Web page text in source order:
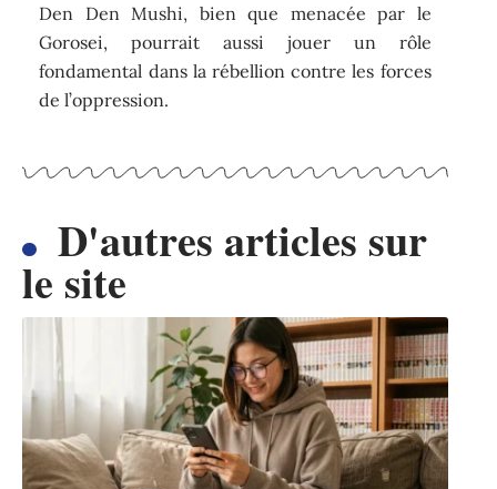
Den Den Mushi, bien que menacée par le
Gorosei, pourrait aussi jouer un rôle
fondamental dans la rébellion contre les forces
de l’oppression.
D'autres articles sur
le site